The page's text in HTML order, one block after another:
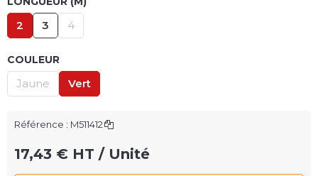
2 3 4
COULEUR
Jaune Vert
Référence : M511412
17,43 € HT / Unité